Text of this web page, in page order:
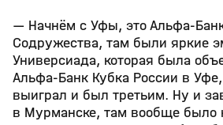
— Начнём с Уфы, это Альфа-
Содружества, там были яркие
Универсиада, которая была
Альфа-Банк Кубка России в
выиграл и был третьим. Ну и
в Мурманске, там вообще было